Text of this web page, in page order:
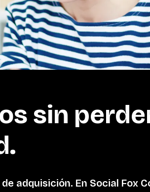
sin
adquisición. En Social Fox